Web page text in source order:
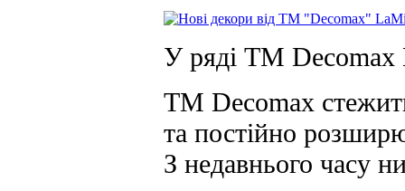
У ряді ТМ Decomax
ТМ Decomax
та постійно
З недавнього часу